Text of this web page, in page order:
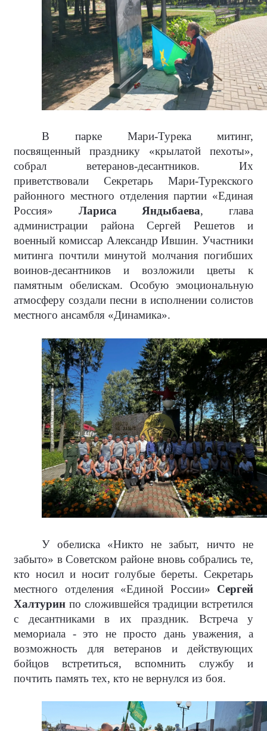
В парке Мари-Турека митинг,
посвященный празднику «крылатой пехоты»,
собрал ветеранов-десантников. Их
приветствовали Секретарь Мари-Турекского
районного местного отделения партии «Единая
Россия» Лариса Яндыбаева, глава
администрации района Сергей Решетов и
военный комиссар Александр Ившин. Участники
митинга почтили минутой молчания погибших
воинов-десантников и возложили цветы к
памятным обелискам. Особую эмоциональную
атмосферу создали песни в исполнении солистов
местного ансамбля «Динамика».
У обелиска «Никто не забыт, ничто не
забыто» в Советском районе вновь собрались те,
кто носил и носит голубые береты. Секретарь
местного отделения «Единой России» Сергей
Халтурин по сложившейся традиции встретился
с десантниками в их праздник. Встреча у
мемориала - это не просто дань уважения, а
возможность для ветеранов и действующих
бойцов встретиться, вспомнить службу и
почтить память тех, кто не вернулся из боя.